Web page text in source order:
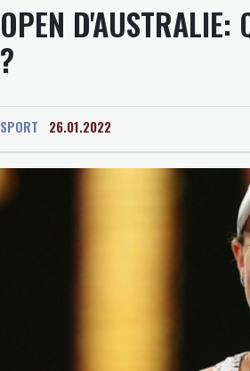
OPEN D'AUSTRALIE:
?
SPORT 26.01.2022